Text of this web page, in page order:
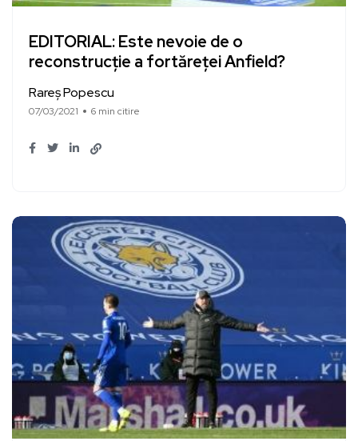
EDITORIAL: Este nevoie de o
reconstrucție a fortăreței Anfield?
Rareș Popescu
07/03/2021 6 min citire